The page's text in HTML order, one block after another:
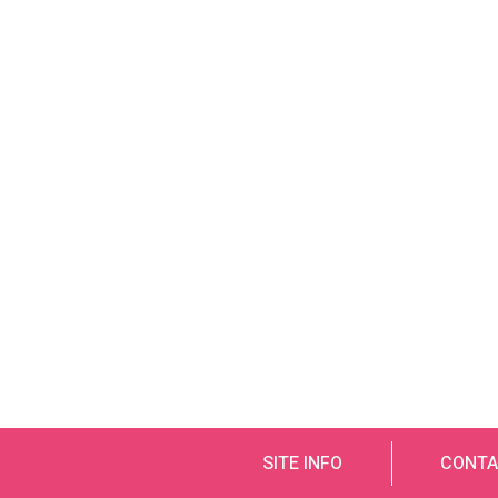
SITE INFO